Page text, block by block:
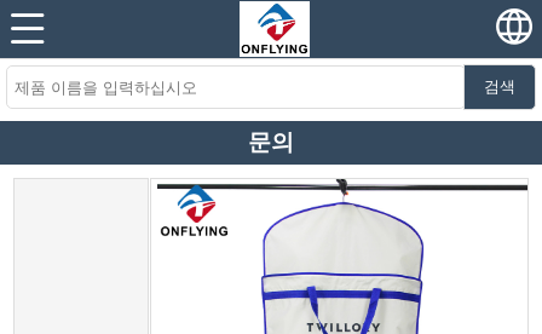
검색
문의